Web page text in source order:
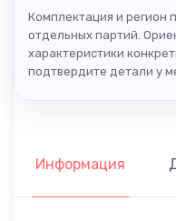
Комплектация и регион
отдельных партий.
характеристики
подтвердите детали у
Информация